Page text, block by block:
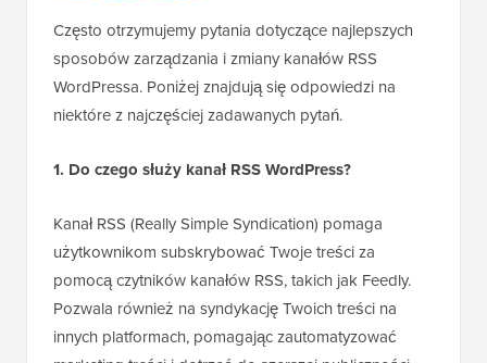
Często otrzymujemy pytania dotyczące najlepszych
sposobów zarządzania i zmiany kanałów RSS
WordPressa. Poniżej znajdują się odpowiedzi na
niektóre z najczęściej zadawanych pytań.
1. Do czego służy kanał RSS WordPress?
Kanał RSS (Really Simple Syndication) pomaga
użytkownikom subskrybować Twoje treści za
pomocą czytników kanałów RSS, takich jak Feedly.
Pozwala również na syndykację Twoich treści na
innych platformach, pomagając zautomatyzować